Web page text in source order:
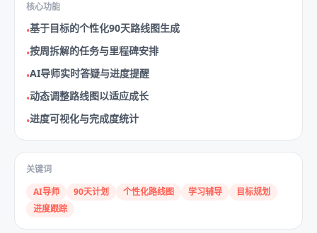
核心功能
•基于目标的个性化90天路线图生成
•按周拆解的任务与里程碑安排
•AI导师实时答疑与进度提醒
•动态调整路线图以适应成长
•进度可视化与完成度统计
关键词
AI导师
90天计划 个性化路线图 学习辅导
目标规划
进度跟踪